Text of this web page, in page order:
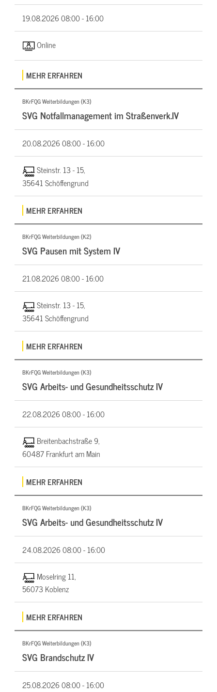
19.08.202608:00 - 16:00
Online
MEHR ERFAHREN
BKrFQG Weiterbildungen (K3)
SVG Notfallmanagement im Straßenverk.IV
20.08.202608:00 - 16:00
Steinstr. 13 - 15,
35641 Schöffengrund
MEHR ERFAHREN
BKrFQG Weiterbildungen (K2)
SVG Pausen mit System IV
21.08.202608:00 - 16:00
Steinstr. 13 - 15,
35641 Schöffengrund
MEHR ERFAHREN
BKrFQG Weiterbildungen (K3)
SVG Arbeits- und Gesundheitsschutz IV
22.08.202608:00 - 16:00
Breitenbachstraße 9,
60487 Frankfurt am Main
MEHR ERFAHREN
BKrFQG Weiterbildungen (K3)
SVG Arbeits- und Gesundheitsschutz IV
24.08.202608:00 - 16:00
Moselring 11,
56073 Koblenz
MEHR ERFAHREN
BKrFQG Weiterbildungen (K3)
SVG Brandschutz IV
25.08.202608:00 - 16:00